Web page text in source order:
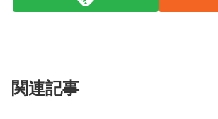
関連記事